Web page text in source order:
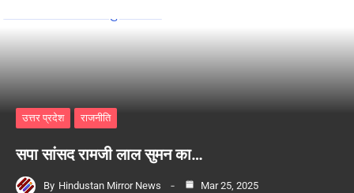
उत्तर प्रदेश राजनीति
सपा सांसद रामजी लाल सुमन का…
By Hindustan Mirror News Mar 25, 2025